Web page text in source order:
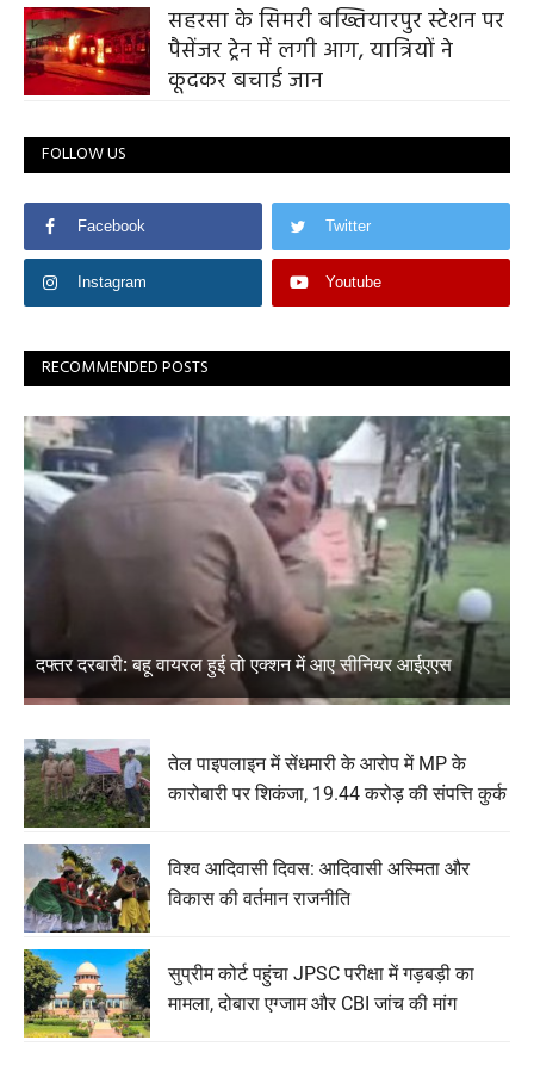
सहरसा के सिमरी बख्तियारपुर स्टेशन पर
पैसेंजर ट्रेन में लगी आग, यात्रियों ने
कूदकर बचाई जान
FOLLOW US
Facebook Twitter
Instagram Youtube
RECOMMENDED POSTS
दफ्तर दरबारी: बहू वायरल हुई तो एक्शन में आए सीनियर आईएएस
तेल पाइपलाइन में सेंधमारी के आरोप में MP के
कारोबारी पर शिकंजा, 19.44 करोड़ की संपत्ति कुर्क
विश्व आदिवासी दिवस: आदिवासी अस्मिता और
विकास की वर्तमान राजनीति
सुप्रीम कोर्ट पहुंचा JPSC परीक्षा में गड़बड़ी का
मामला, दोबारा एग्जाम और CBI जांच की मांग